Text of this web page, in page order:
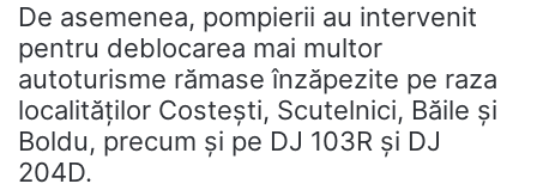
De asemenea, pompierii au intervenit
pentru deblocarea mai multor
autoturisme rămase înzăpezite pe raza
localităților Costești, Scutelnici, Băile și
Boldu, precum și pe DJ 103R și DJ
204D.